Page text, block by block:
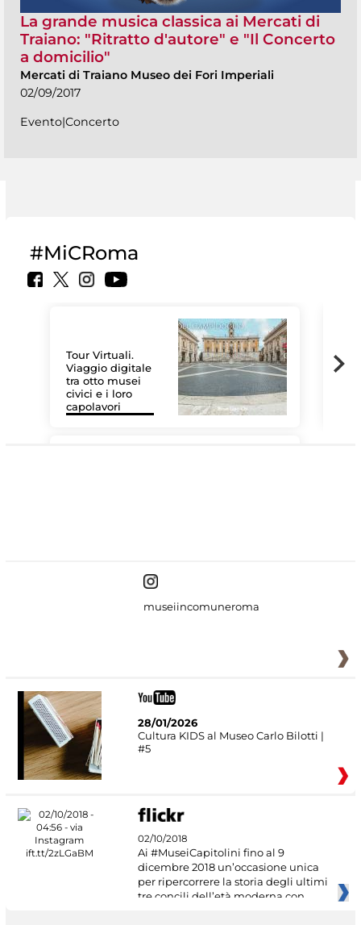
La grande musica classica ai Mercati di
Traiano: "Ritratto d'autore" e "Il Concerto
a domicilio"
Mercati di Traiano Museo dei Fori Imperiali
02/09/2017
Evento|Concerto
#MiCRoma
Tour Virtuali.
Viaggio digitale
tra otto musei
civici e i loro
capolavori
museiincomuneroma
28/01/2026
Cultura KIDS al Museo Carlo Bilotti |
#5
02/10/2018
Ai #MuseiCapitolini fino al 9
dicembre 2018 un’occasione unica
per ripercorrere la storia degli ultimi
tre concili dell’età moderna con